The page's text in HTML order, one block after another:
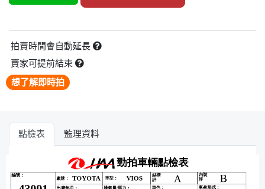
拍賣時間會自動延長
賣家可提前結束
想了解即時拍
點檢表 監理資料